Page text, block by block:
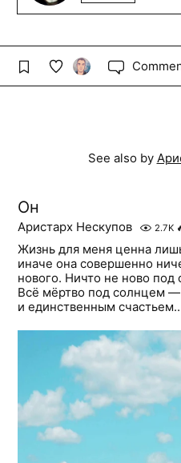
See also by
Он
Аристарх Нескупов 2.7K
Жизнь для меня ценна
иначе она совершенно
нового. Ничто не ново
Всё мёртво под солнцем
и единственным